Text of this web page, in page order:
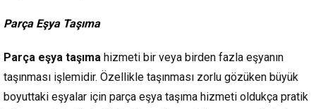
Parça Eşya Taşıma
Parça eşya taşıma hizmeti bir veya birden fazla eşyanın
taşınması işlemidir. Özellikle taşınması zorlu gözüken büyük
boyuttaki eşyalar için parça eşya taşıma hizmeti oldukça pratik